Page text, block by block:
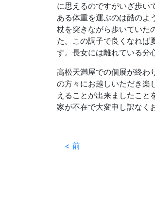
に思えるのですがいざ歩い
ある体重を運ぶのは酷のよ
杖を突きながら歩いていた
た。この調子で良くなれば
す。長女には離れている分
高松天満屋での個展が終わ
の方々にお越しいただき楽
えることが出来ましたこと
家が不在で大変申し訳なく
< 前